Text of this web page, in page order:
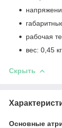
рабочая
вес: 0,45 кг
Скрыть
Основные